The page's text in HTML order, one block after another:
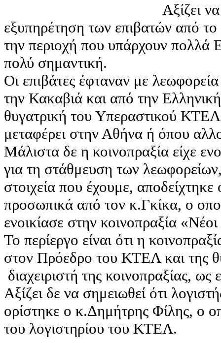
Αξίζει
εξυπηρέτηση των επιβατών από
την περιοχή που υπάρχουν πολλά
πολύ σημαντική.
Οι επιβάτες έφταναν με
την Κακαβιά και από την
θυγατρική του Υπεραστικού
μεταφέρει στην Αθήνα ή όπου
Μάλιστα δε η κοινοπραξία είχε
για τη στάθμευση των
στοιχεία που έχουμε, αποδείχτηκε
προσωπικά από τον κ.Γκίκα, ο
ενοικίασε στην κοινοπραξία
Το περίεργο είναι ότι η
στον Πρόεδρο του ΚΤΕΛ και της
διαχειριστή της κοινοπραξίας,
Αξίζει δε να σημειωθεί ότι
ορίστηκε ο κ.Δημήτρης Φίλης, ο
του λογιστηρίου του ΚΤΕΛ.